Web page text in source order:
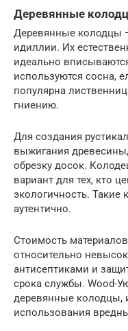
Деревянные
Деревянные колодцы
идиллии. Их
идеально
используются сосна,
популярна
гниению.
Для создания
выжигания
обрезку досок.
вариант для тех, кто
экологичность.
аутентично.
Стоимость
относительно
антисептиками и
срока службы. Wood-
деревянные колодцы,
использования